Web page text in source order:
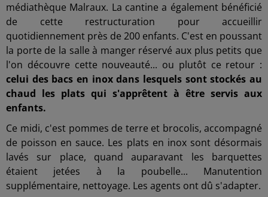
médiathèque Malraux. La cantine a également bénéficié
de cette restructuration pour accueillir
quotidiennement près de 200 enfants. C'est en poussant
la porte de la salle à manger réservé aux plus petits que
l'on découvre cette nouveauté... ou plutôt ce retour :
celui des bacs en inox dans lesquels sont stockés au
chaud les plats qui s'apprêtent à être servis aux
enfants.
Ce midi, c'est pommes de terre et brocolis, accompagné
de poisson en sauce. Les plats en inox sont désormais
lavés sur place, quand auparavant les barquettes
étaient jetées à la poubelle... Manutention
supplémentaire, nettoyage. Les agents ont dû s'adapter.